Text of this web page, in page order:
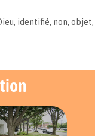
, identifié, non, objet,